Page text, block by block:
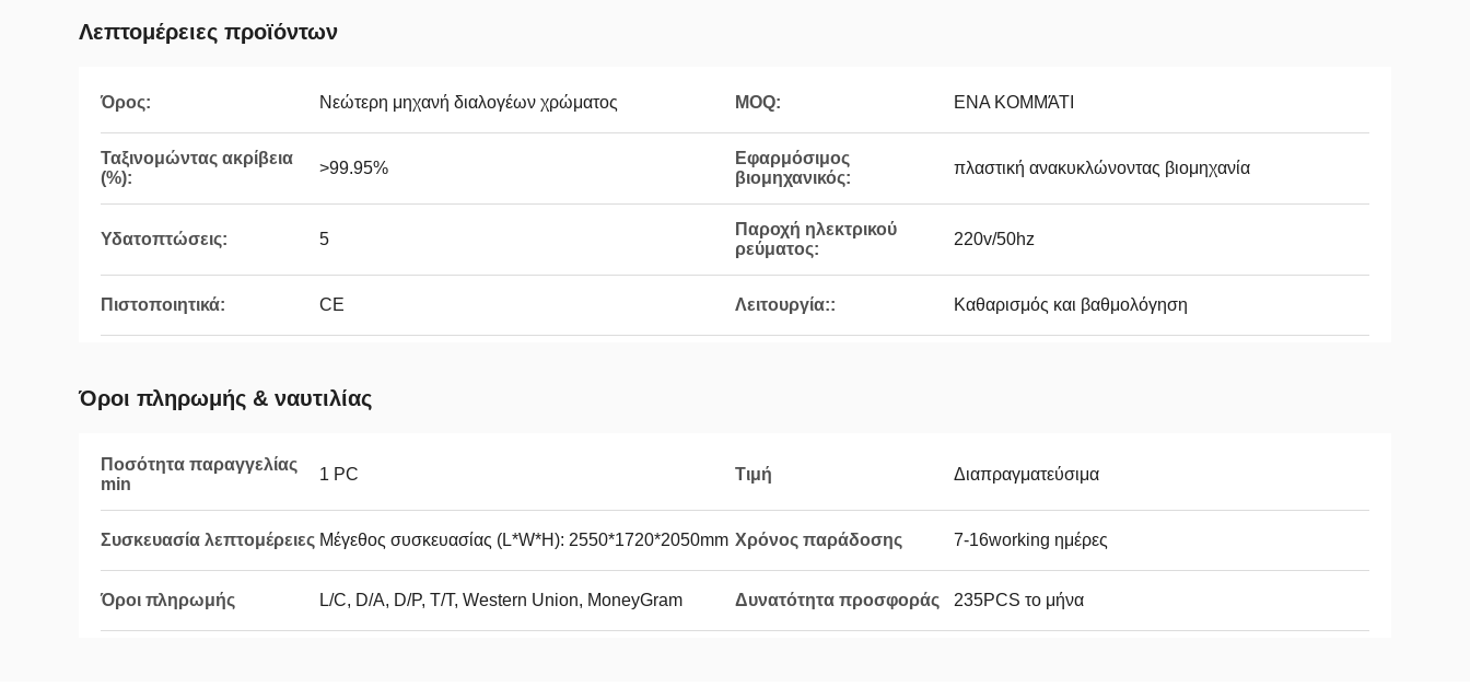
Λεπτομέρειες προϊόντων
Όρος: Νεώτερη μηχανή διαλογέων χρώματος MOQ: ΕΝΑ ΚΟΜΜΆΤΙ
Ταξινομώντας ακρίβεια
(%):
>99.95%
Εφαρμόσιμος
βιομηχανικός:
πλαστική ανακυκλώνοντας βιομηχανία
Υδατοπτώσεις: 5
Παροχή ηλεκτρικού
ρεύματος:
220v/50hz
Πιστοποιητικά: CE Λειτουργία:: Καθαρισμός και βαθμολόγηση
Όροι πληρωμής & ναυτιλίας
Ποσότητα παραγγελίας
min
1 PC Τιμή Διαπραγματεύσιμα
Συσκευασία λεπτομέρειες Μέγεθος συσκευασίας (L*W*H): 2550*1720*2050mm Χρόνος παράδοσης 7-16working ημέρες
Όροι πληρωμής L/C, D/A, D/P, T/T, Western Union, MoneyGram Δυνατότητα προσφοράς 235PCS το μήνα